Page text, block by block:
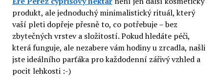
produkt, ale jednoduchý minimalistický rituál, který
vaší pleti dopřeje přesně to, co potřebuje – bez
zbytečných vrstev a složitostí. Pokud hledáte péči,
která funguje, ale nezabere vám hodiny u zrcadla, našli
jste ideálního parťáka pro každodenní zářivý vzhled a
pocit lehkosti :-)